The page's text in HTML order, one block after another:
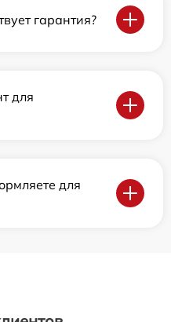
гарантия?
для
для